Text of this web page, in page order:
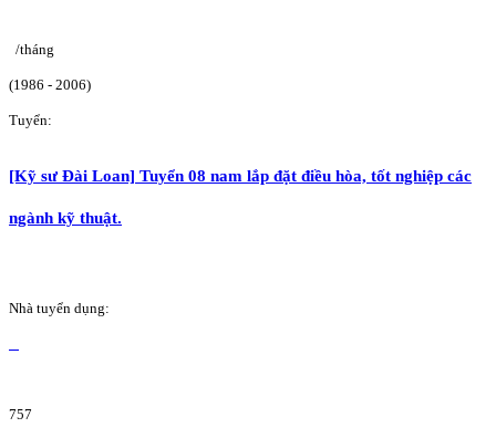
/tháng
(1986 - 2006)
Tuyển:
[Kỹ sư Đài Loan] Tuyển 08 nam lắp đặt điều hòa, tốt nghiệp các
ngành kỹ thuật.
Nhà tuyển dụng:
757